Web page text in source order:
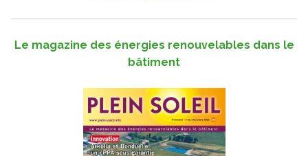
Le magazine des énergies renouvelables dans le
bâtiment